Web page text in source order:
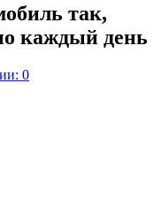
так,
каждый день
0